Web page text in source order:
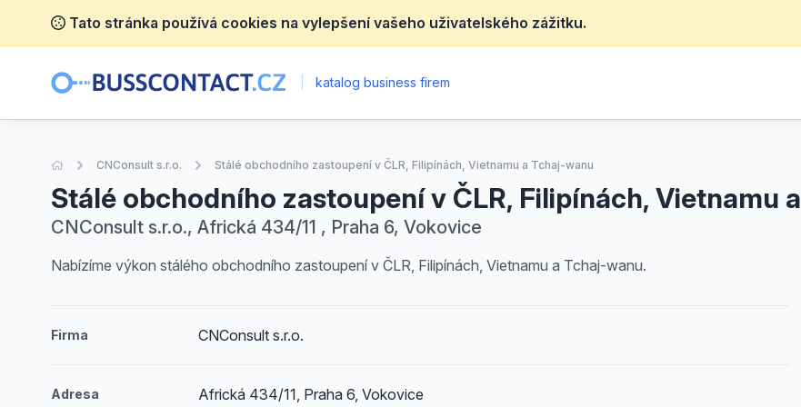
Tato stránka používá cookies na vylepšení vašeho uživatelského zážitku.
katalog business firem
Úvodní stránka
CNConsult s.r.o. Stálé obchodního zastoupení v ČLR, Filipínách, Vietnamu a Tchaj-wanu
Stálé obchodního zastoupení v ČLR, Filipínách, Vietnamu
CNConsult s.r.o., Africká 434/11 , Praha 6, Vokovice
Nabízíme výkon stálého obchodního zastoupení v ČLR, Filipínách, Vietnamu a Tchaj-wanu.
Firma CNConsult s.r.o.
Adresa Africká 434/11, Praha 6, Vokovice